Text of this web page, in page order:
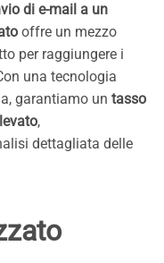
di e-mail a un
offre un mezzo
per raggiungere i
una tecnologia
garantiamo un tasso
,
dettagliata delle